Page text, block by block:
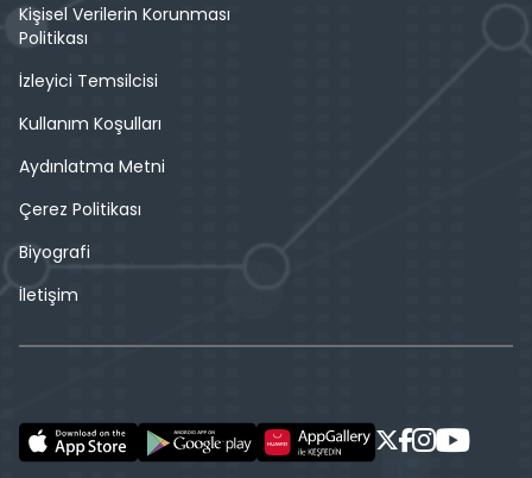
Kişisel Verilerin Korunması
Politikası
İzleyici Temsilcisi
Kullanım Koşulları
Aydınlatma Metni
Çerez Politikası
Biyografi
İletişim